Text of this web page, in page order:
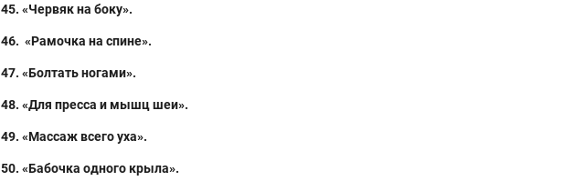
45. «Червяк на боку».
46. «Рамочка на спине».
47. «Болтать ногами».
48. «Для пресса и мышц шеи».
49. «Массаж всего уха».
50. «Бабочка одного крыла».